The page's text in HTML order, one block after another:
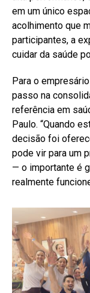
em um único
acolhimento que
participantes, a
cuidar da saúde
Para o empresário
passo na
referência em
Paulo. “Quando
decisão foi
pode vir para um
— o importante é
realmente